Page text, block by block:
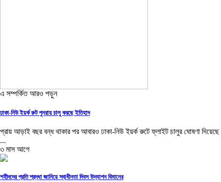
এ সম্পর্কিত আরও পড়ুন
ঢাকা-নিউ ইয়র্ক রুট পুনরায় চালু করছে ইতিহাদ
প্রায় আড়াই বছর বন্ধ থাকার পর আবারও ঢাকা-নিউ ইয়র্ক রুটে ফ্লাইট চালুর ঘোষণা দিয়েছে
...
৩ মাস আগে
শহীদদের প্রতি শ্রদ্ধা জানিয়ে স্বাধীনতা দিবস উদ্‌যাপন বিমানের